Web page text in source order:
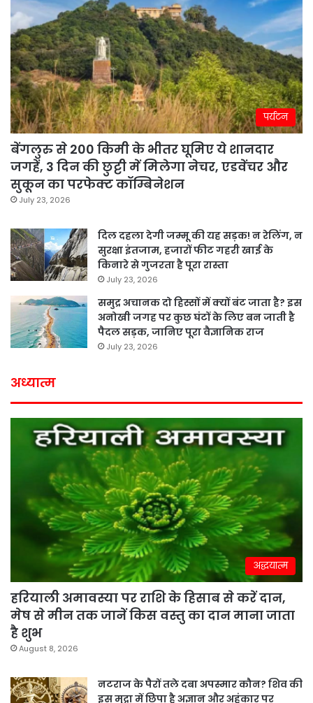
पर्यटन
बेंगलुरु से 200 किमी के भीतर घूमिए ये शानदार
जगहें, 3 दिन की छुट्टी में मिलेगा नेचर, एडवेंचर और
सुकून का परफेक्ट कॉम्बिनेशन
July 23, 2026
दिल दहला देगी जम्मू की यह सड़क! न रेलिंग, न
सुरक्षा इंतजाम, हजारों फीट गहरी खाई के
किनारे से गुजरता है पूरा रास्ता
July 23, 2026
समुद्र अचानक दो हिस्सों में क्यों बंट जाता है? इस
अनोखी जगह पर कुछ घंटों के लिए बन जाती है
पैदल सड़क, जानिए पूरा वैज्ञानिक राज
July 23, 2026
अध्यात्म
अद्धयात्म
हरियाली अमावस्या पर राशि के हिसाब से करें दान,
मेष से मीन तक जानें किस वस्तु का दान माना जाता
है शुभ
August 8, 2026
नटराज के पैरों तले दबा अपस्मार कौन? शिव की
इस मुद्रा में छिपा है अज्ञान और अहंकार पर